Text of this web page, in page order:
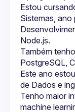
Estou
Sistemas,
Também
Este ano
Tenho maior